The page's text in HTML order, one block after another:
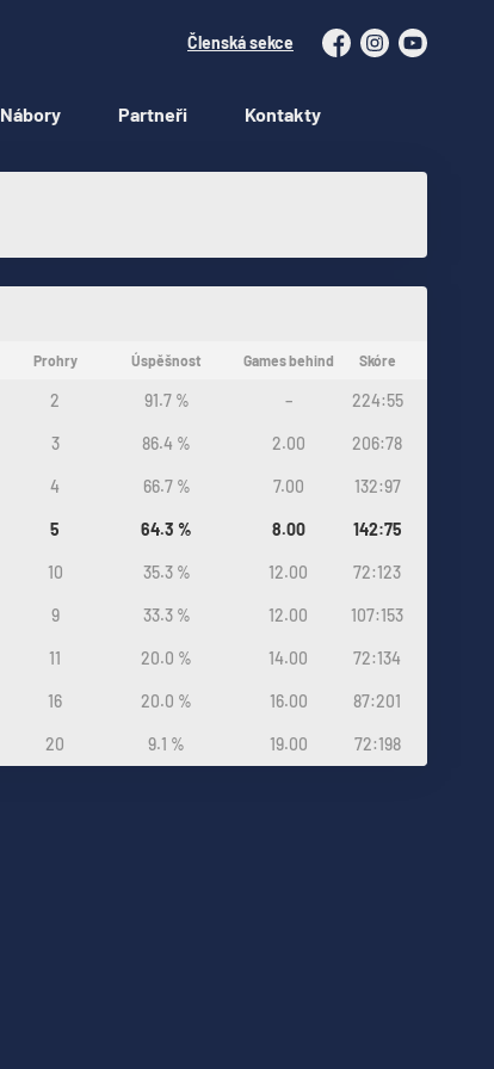
Členská sekce FacebookInstagramYouTube
Nábory Partneři Kontakty
Prohry Úspěšnost Games behind Skóre
2 91.7 % – 224:55
3 86.4 % 2.00 206:78
4 66.7 % 7.00 132:97
5 64.3 % 8.00 142:75
10 35.3 % 12.00 72:123
9 33.3 % 12.00 107:153
11 20.0 % 14.00 72:134
16 20.0 % 16.00 87:201
20 9.1 % 19.00 72:198